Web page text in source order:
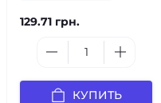
129.71 грн.
КУПИТЬ